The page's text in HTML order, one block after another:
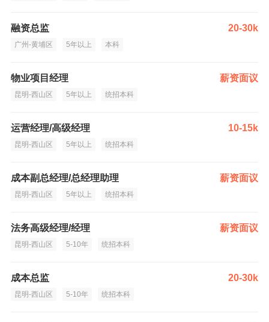
融资总监 20-30k
广州-黄埔区 5年以上 本科
物业项目经理 薪资面议
昆明-西山区 5年以上 统招本科
运营经理/高级经理 10-15k
昆明-西山区 5年以上 统招本科
成本副总经理/总经理助理 薪资面议
昆明-西山区 5年以上 统招本科
法务高级经理/经理 薪资面议
昆明-西山区 5-10年 统招本科
成本总监 20-30k
昆明-西山区 5-10年 统招本科